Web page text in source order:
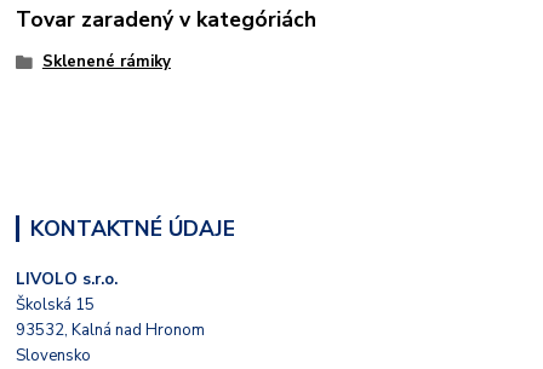
Tovar zaradený v kategóriách
Sklenené rámiky
KONTAKTNÉ ÚDAJE
LIVOLO s.r.o.
Školská 15
93532, Kalná nad Hronom
Slovensko